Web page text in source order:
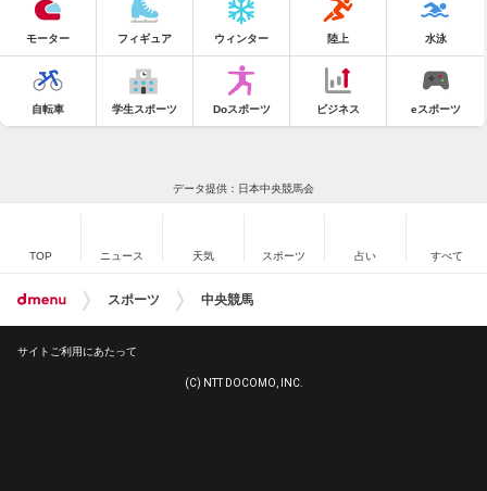
モーター フィギュア ウィンター 陸上 水泳
自転車 学生スポーツ Doスポーツ ビジネス eスポーツ
データ提供：日本中央競馬会
TOP ニュース 天気 スポーツ 占い すべて
スポーツ 中央競馬
サイトご利用にあたって
(C) NTT DOCOMO, INC.